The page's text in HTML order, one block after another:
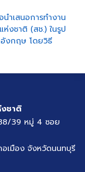
นำเสนอการทำงาน
งชาติ (สช.) ในรูป
งกฤษ โดยวิธี
ชาติ
39 หมู่ 4 ซอย
เมือง จังหวัดนนทบุรี